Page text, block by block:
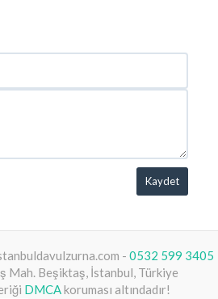
Kaydet
- 0532 599 3405
Mah. Beşiktaş, İstanbul, Türkiye
DMCAkoruması altındadır!